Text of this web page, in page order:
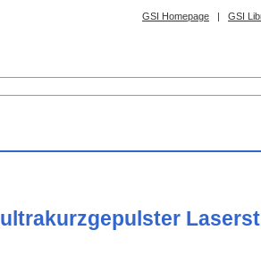
GSI Homepage | GSI